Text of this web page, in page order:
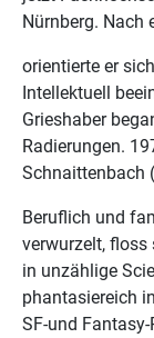
Nürnberg. Nach
orientierte er
Intellektuell
Grieshaber
Radierungen.
Schnaittenbach
Beruflich und
verwurzelt, floss
in unzählige
phantasiereich
SF-und